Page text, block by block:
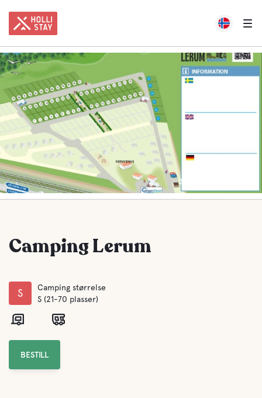
Se alle 2 bilder
Camping Lerum
S
Camping størrelse
S (21-70 plasser)
BESTILL